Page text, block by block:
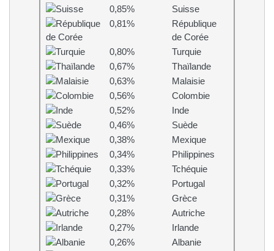
0,85%
Suisse
0,81%
République
de Corée
0,80%
Turquie
0,67%
Thaïlande
0,63%
Malaisie
0,56%
Colombie
0,52%
Inde
0,46%
Suède
0,38%
Mexique
0,34%
Philippines
0,33%
Tchéquie
0,32%
Portugal
0,31%
Grèce
0,28%
Autriche
0,27%
Irlande
0,26%
Albanie